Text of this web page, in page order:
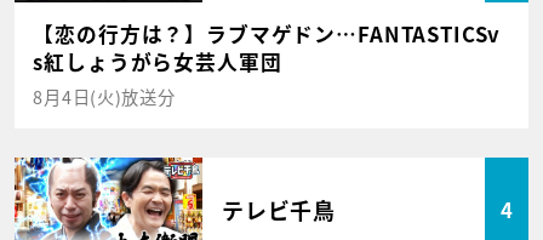
【恋の行方は？】ラブマゲドン…FANTASTICSv
s紅しょうがら女芸人軍団
8月4日(火)放送分
テレビ千鳥 4